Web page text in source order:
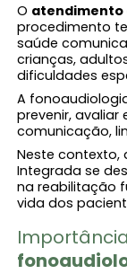
O atendimento
procedimento
saúde
crianças,
dificuldades
A
prevenir,
comunicação,
Neste contexto,
Integrada se
na reabilitação
vida dos